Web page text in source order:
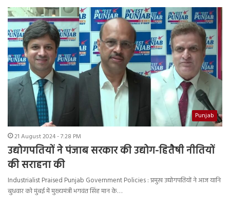
Punjab
21 August 2024 - 7:28 PM
उद्योगपतियों ने पंजाब सरकार की उद्योग-हितैषी नीतियों
की सराहना की
Industrialist Praised Punjab Government Policies : प्रमुख उद्योगपतियों ने आज यानि
बुधवार को मुंबई में मुख्यमंत्री भगवंत सिंह मान के…